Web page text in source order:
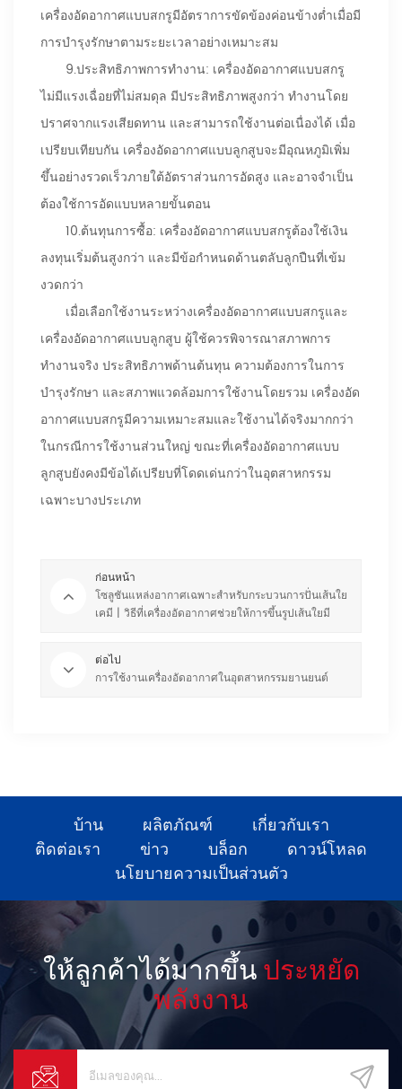
เครื่องอัดอากาศแบบสกรูมีอัตราการขัดข้องค่อนข้างต่ำเมื่อมี
การบำรุงรักษาตามระยะเวลาอย่างเหมาะสม
9.ประสิทธิภาพการทำงาน: เครื่องอัดอากาศแบบสกรู
ไม่มีแรงเฉื่อยที่ไม่สมดุล มีประสิทธิภาพสูงกว่า ทำงานโดย
ปราศจากแรงเสียดทาน และสามารถใช้งานต่อเนื่องได้ เมื่อ
เปรียบเทียบกัน เครื่องอัดอากาศแบบลูกสูบจะมีอุณหภูมิเพิ่ม
ขึ้นอย่างรวดเร็วภายใต้อัตราส่วนการอัดสูง และอาจจำเป็น
ต้องใช้การอัดแบบหลายขั้นตอน
10.ต้นทุนการซื้อ: เครื่องอัดอากาศแบบสกรูต้องใช้เงิน
ลงทุนเริ่มต้นสูงกว่า และมีข้อกำหนดด้านตลับลูกปืนที่เข้ม
งวดกว่า
เมื่อเลือกใช้งานระหว่างเครื่องอัดอากาศแบบสกรูและ
เครื่องอัดอากาศแบบลูกสูบ ผู้ใช้ควรพิจารณาสภาพการ
ทำงานจริง ประสิทธิภาพด้านต้นทุน ความต้องการในการ
บำรุงรักษา และสภาพแวดล้อมการใช้งานโดยรวม เครื่องอัด
อากาศแบบสกรูมีความเหมาะสมและใช้งานได้จริงมากกว่า
ในกรณีการใช้งานส่วนใหญ่ ขณะที่เครื่องอัดอากาศแบบ
ลูกสูบยังคงมีข้อได้เปรียบที่โดดเด่นกว่าในอุตสาหกรรม
เฉพาะบางประเภท
ก่อนหน้า
โซลูชันแหล่งอากาศเฉพาะสำหรับกระบวนการปั่นเส้นใย
เคมี | วิธีที่เครื่องอัดอากาศช่วยให้การขึ้นรูปเส้นใยมี
ต่อไป
การใช้งานเครื่องอัดอากาศในอุตสาหกรรมยานยนต์
บ้าน ผลิตภัณฑ์
เกี่ยวกับเรา
ติดต่อเรา
ข่าว บล็อก
ดาวน์โหลด
นโยบายความเป็นส่วนตัว
ให้ลูกค้าได้มากขึ้น ประหยัด
พลังงาน